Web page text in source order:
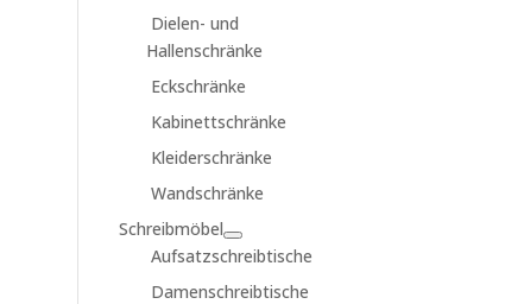
Dielen- und
Hallenschränke
Eckschränke
Kabinettschränke
Kleiderschränke
Wandschränke
Schreibmöbel
Aufsatzschreibtische
Damenschreibtische